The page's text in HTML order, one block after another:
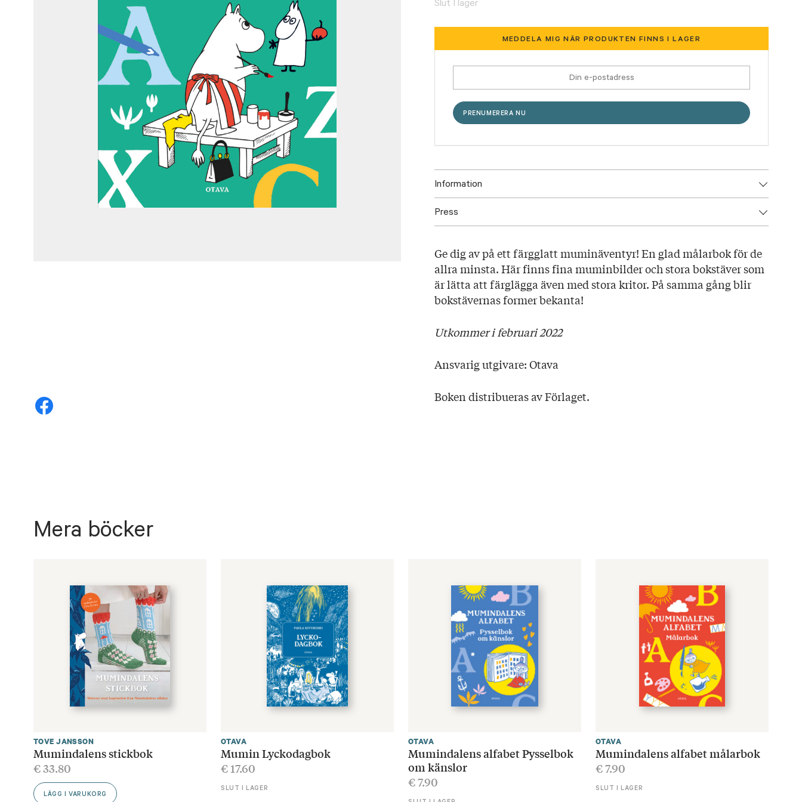
Slut I lager
MEDDELA MIG NÄR PRODUKTEN FINNS I LAGER
Information
ISBN: 9789511438724
Titel: Mumin Min första målarbok
Språk: Svenska
Sidantal: 32
Format: Häftad
Press
Ge dig av på ett färgglatt muminäventyr! En glad målarbok för de
allra minsta. Här finns fina muminbilder och stora bokstäver som
är lätta att färglägga även med stora kritor. På samma gång blir
bokstävernas former bekanta!
Utkommer i februari 2022
Ansvarig utgivare: Otava
Boken distribueras av Förlaget.
Mera böcker
TOVE JANSSON
Mumindalens stickbok
€33.80
LÄGG I VARUKORG
OTAVA
Mumin Lyckodagbok
€17.60
SLUT I LAGER
OTAVA
Mumindalens alfabet Pysselbok
om känslor
€7.90
OTAVA
Mumindalens alfabet målarbok
€7.90
SLUT I LAGER